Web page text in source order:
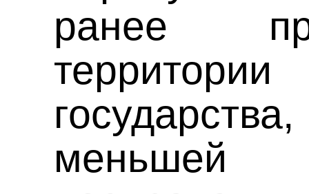
ранее